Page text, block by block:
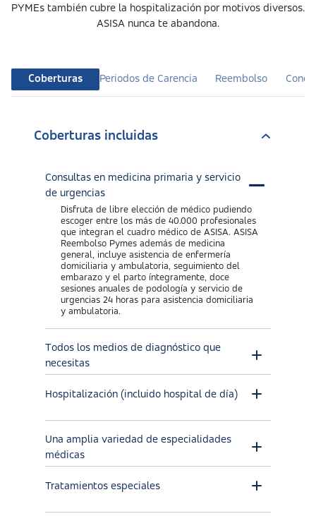
PYMEs también cubre la hospitalización por motivos diversos.
ASISA nunca te abandona.
Coberturas Periodos de Carencia Reembolso
Coberturas incluidas
Consultas en medicina primaria y servicio
de urgencias
Disfruta de libre elección de médico pudiendo
escoger entre los más de 40.000 profesionales
que integran el cuadro médico de ASISA. ASISA
Reembolso Pymes además de medicina
general, incluye asistencia de enfermería
domiciliaria y ambulatoria, seguimiento del
embarazo y el parto íntegramente, doce
sesiones anuales de podología y servicio de
urgencias 24 horas para asistencia domiciliaria
y ambulatoria.
Todos los medios de diagnóstico que
necesitas
Hospitalización (incluido hospital de día)
Una amplia variedad de especialidades
médicas
Tratamientos especiales